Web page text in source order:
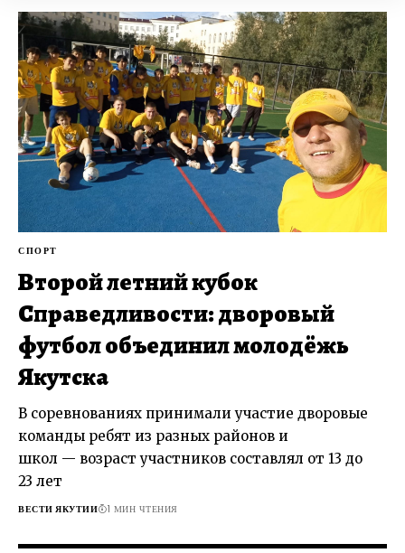
СПОРТ
Второй летний кубок
Справедливости: дворовый
футбол объединил молодёжь
Якутска
В соревнованиях принимали участие дворовые
команды ребят из разных районов и
школ — возраст участников составлял от 13 до
23 лет
ВЕСТИ ЯКУТИИ 1 МИН ЧТЕНИЯ